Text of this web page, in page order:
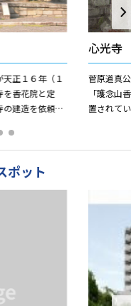
正１６年（１
を香花院と定
の建造を依頼
心光寺
菅原道真
「護念山
置されて
ポット